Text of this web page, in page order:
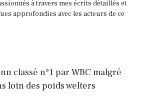
à travers mes écrits détaillés et
approfondies avec les acteurs de ce
classé n°1 par WBC malgré
loin des poids welters